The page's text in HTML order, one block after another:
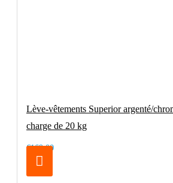
Lève-vêtements Superior argenté/
charge de 20 kg
€169.00